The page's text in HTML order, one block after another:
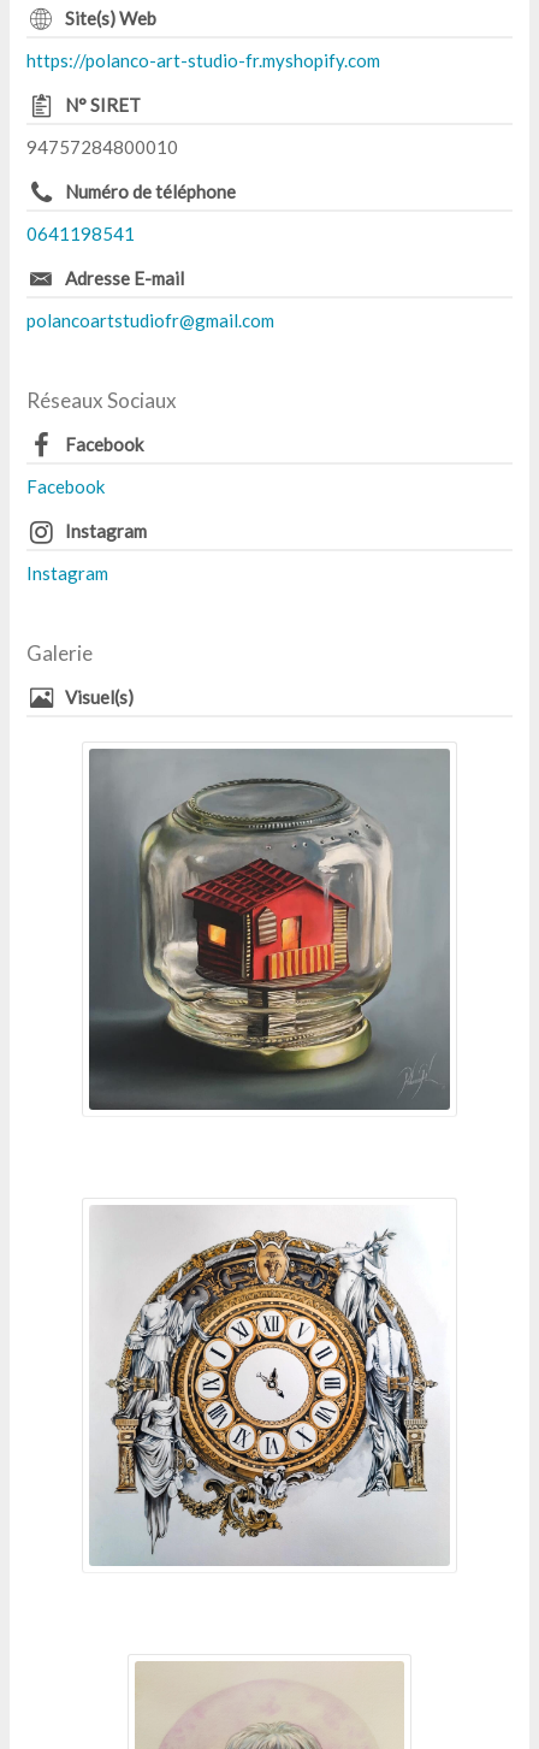
Site(s) Web
https://polanco-art-studio-fr.myshopify.com
N° SIRET
94757284800010
Numéro de téléphone
0641198541
Adresse E-mail
polancoartstudiofr@gmail.com
Réseaux Sociaux
Facebook
Facebook
Instagram
Instagram
Galerie
Visuel(s)